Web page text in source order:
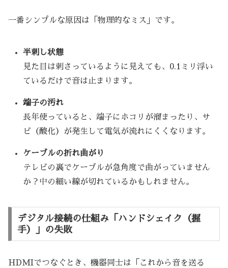
一番シンプルな原因は「物理的なミス」です。
半刺し状態
見た目は刺さっているように見えても、0.1ミリ浮い
ているだけで音は止まります。
端子の汚れ
長年使っていると、端子にホコリが溜まったり、サ
ビ（酸化）が発生して電気が流れにくくなります。
ケーブルの折れ曲がり
テレビの裏でケーブルが急角度で曲がっていません
か？中の細い線が切れているかもしれません。
デジタル接続の仕組み「ハンドシェイク（握
手）」の失敗
HDMIでつなぐとき、機器同士は「これから音を送る